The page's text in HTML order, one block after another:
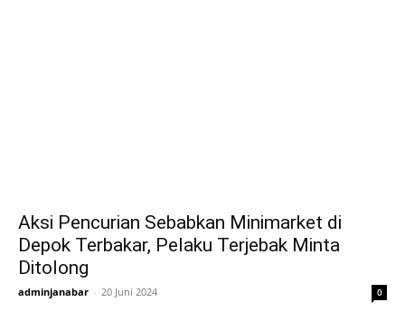
Aksi Pencurian Sebabkan Minimarket di
Depok Terbakar, Pelaku Terjebak Minta
Ditolong
adminjanabar - 20 Juni 2024 0